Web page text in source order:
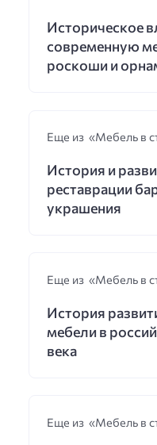
Историческое
современную
роскоши и
Еще из «Мебель в
История и
реставрации
украшения
Еще из «Мебель в
История
мебели в
века
Еще из «Мебель в